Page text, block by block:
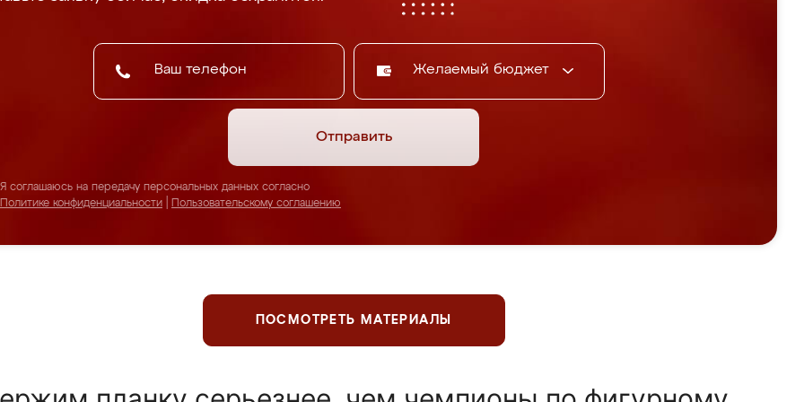
Желаемый бюджет
Отправить
Я соглашаюсь на передачу персональных данных согласно
Политике конфиденциальности
Пользовательскому соглашению
ПОСМОТРЕТЬ МАТЕРИАЛЫ